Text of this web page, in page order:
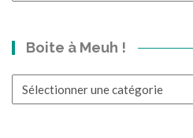
Boite à Meuh !
Boite